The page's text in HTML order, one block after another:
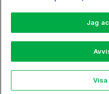
Telefon: 010-742
Läs mer om
www.coop.se/
Explore Rea
Jag
Visa